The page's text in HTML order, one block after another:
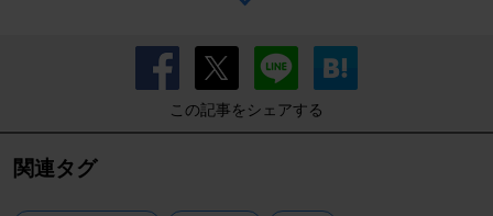
この記事をシェアする
関連タグ